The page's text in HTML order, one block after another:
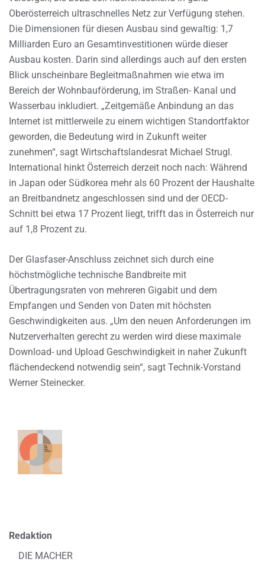
Oberösterreich ultraschnelles Netz zur Verfügung stehen.
Die Dimensionen für diesen Ausbau sind gewaltig: 1,7
Milliarden Euro an Gesamtinvestitionen würde dieser
Ausbau kosten. Darin sind allerdings auch auf den ersten
Blick unscheinbare Begleitmaßnahmen wie etwa im
Bereich der Wohnbauförderung, im Straßen- Kanal und
Wasserbau inkludiert. „Zeitgemäße Anbindung an das
Internet ist mittlerweile zu einem wichtigen Standortfaktor
geworden, die Bedeutung wird in Zukunft weiter
zunehmen“, sagt Wirtschaftslandesrat Michael Strugl.
International hinkt Österreich derzeit noch nach: Während
in Japan oder Südkorea mehr als 60 Prozent der Haushalte
an Breitbandnetz angeschlossen sind und der OECD-
Schnitt bei etwa 17 Prozent liegt, trifft das in Österreich nur
auf 1,8 Prozent zu.
Der Glasfaser-Anschluss zeichnet sich durch eine
höchstmögliche technische Bandbreite mit
Übertragungsraten von mehreren Gigabit und dem
Empfangen und Senden von Daten mit höchsten
Geschwindigkeiten aus. „Um den neuen Anforderungen im
Nutzerverhalten gerecht zu werden wird diese maximale
Download- und Upload Geschwindigkeit in naher Zukunft
flächendeckend notwendig sein“, sagt Technik-Vorstand
Werner Steinecker.
Redaktion
DIE MACHER